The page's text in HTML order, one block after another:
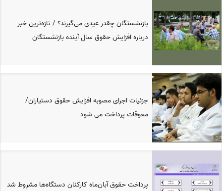
بازنشستگان چقدر عیدی می‌گیرند؟ / تازه‌ترین خبر
درباره افزایش حقوق سال آینده بازنشستگان
جزئیات اجرای مصوبه افزایش حقوق دستیاران/
معوقات پرداخت می شود
پرداخت حقوق آبان‌ماه کارکنان دستگاه‌ها مشروط شد